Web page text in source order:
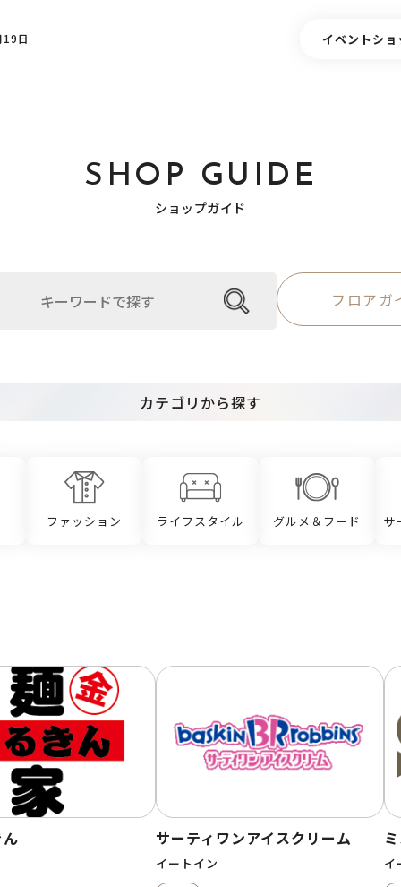
日 イベントショ
SHOP GUIDE
ショップガイド
フロアガ
カテゴリから探す
ファッション ライフスタイル グルメ＆フード サ
サーティワンアイスクリーム
イートイン イ